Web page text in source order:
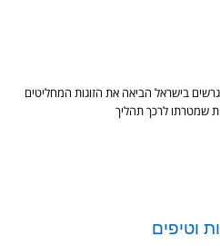
בישראל הביאה את הזוגות המחליטים
שמטרתו לרכך תהליך
וטיפים